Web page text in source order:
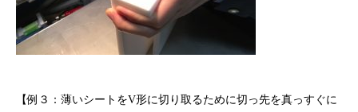
【例３：薄いシートをV形に切り取るために切っ先を真っすぐに